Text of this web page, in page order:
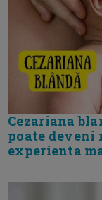
Cezariana
poate deveni
experienta